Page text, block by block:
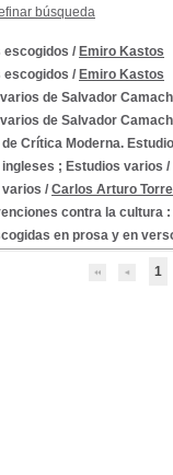
búsqueda
/ Emiro Kastos
/ Emiro Kastos
de Salvador
de Salvador
de Crítica Moderna.
ingleses ; Estudios varios /
varios / Carlos Arturo
contra la cultura
en prosa y en
1